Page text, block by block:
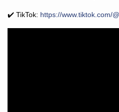
✔️ TikTok: https://www.tiktok.com/